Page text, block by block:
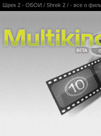
Шрек 2 - ОБОИ / Shrek 2 / - все о